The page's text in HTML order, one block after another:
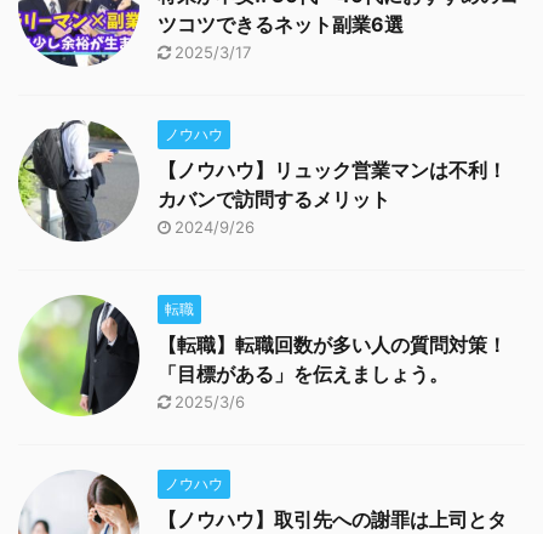
ツコツできるネット副業6選
2025/3/17
ノウハウ
【ノウハウ】リュック営業マンは不利！
カバンで訪問するメリット
2024/9/26
転職
【転職】転職回数が多い人の質問対策！
「目標がある」を伝えましょう。
2025/3/6
ノウハウ
【ノウハウ】取引先への謝罪は上司とタ